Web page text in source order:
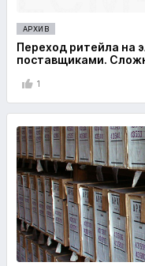
АРХИВ
Переход ритейла на
поставщиками.
1